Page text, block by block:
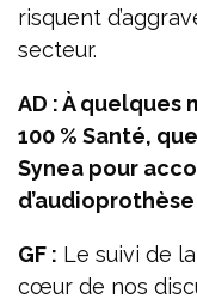
risquent
secteur.
AD : À quelques
100 % Santé,
Synea pour
d’audioprothèse
GF : Le suivi de
cœur de nos